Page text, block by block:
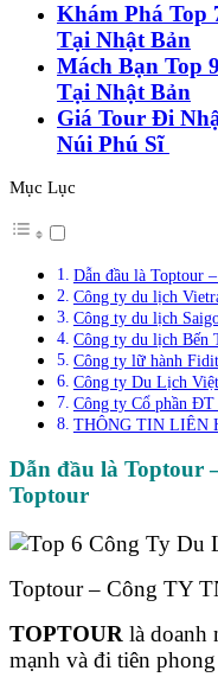
Khám Phá Top
Tại Nhật Bản
Mách Bạn Top
Tại Nhật Bản
Giá Tour Đi
Núi Phú Sĩ
Mục Lục
Dẫn đầu là Toptour
Công ty du lịch
Công ty du lịch
Công ty du lịch Bến
Công ty lữ hành
Công ty Du Lịch Việt
Công ty Cổ phần
THÔNG TIN LIÊN
Dẫn đầu là Toptour
Toptour
Toptour – Công TY
TOPTOUR là doanh
mạnh và đi tiên